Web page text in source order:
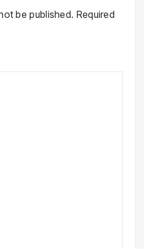
be published. Required